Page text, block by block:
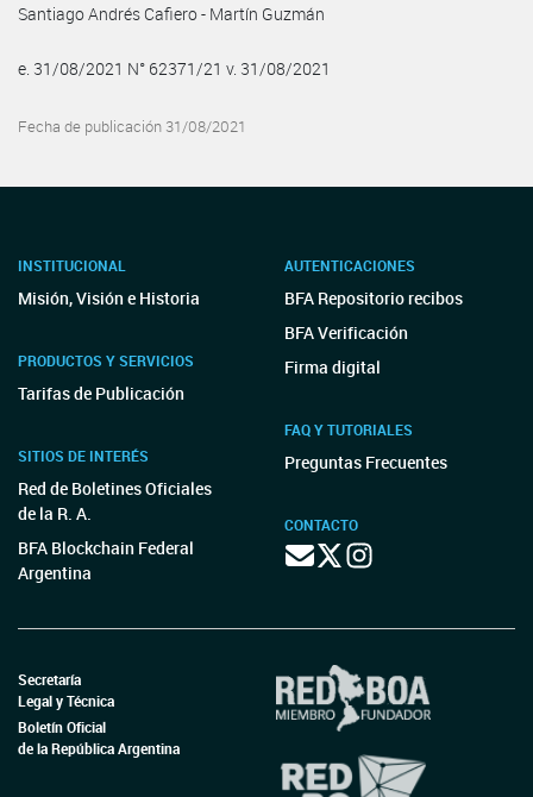
Santiago Andrés Cafiero - Martín Guzmán
e. 31/08/2021 N° 62371/21 v. 31/08/2021
Fecha de publicación 31/08/2021
INSTITUCIONAL
Misión, Visión e Historia
PRODUCTOS Y SERVICIOS
Tarifas de Publicación
SITIOS DE INTERÉS
Red de Boletines Oficiales
de la R. A.
BFA Blockchain Federal
Argentina
AUTENTICACIONES
BFA Repositorio recibos
BFA Verificación
Firma digital
FAQ Y TUTORIALES
Preguntas Frecuentes
CONTACTO
Secretaría
Legal y Técnica
Boletín Oficial
de la República Argentina